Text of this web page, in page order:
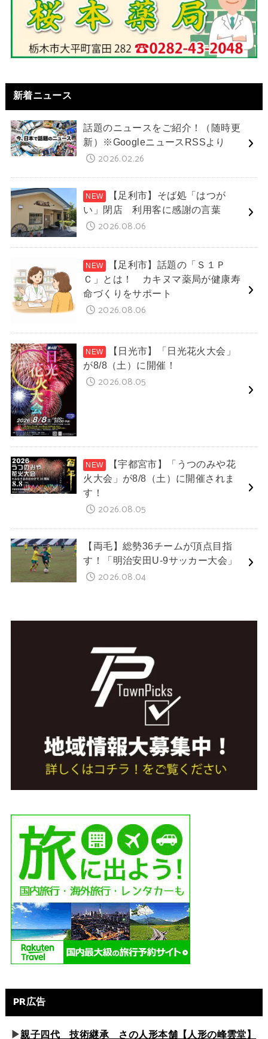
新着ニュース
話題のニュースをご紹介！（随時更
新）※GoogleニュースRSSより
2026.02.26
【足利市】そば処「はつが
い」閉店 利用客に感謝の言葉
2026.08.06
【足利市】話題の「Ｓ１Ｐ
Ｃ」とは！ カキヌマ薬局が健康寿
命づくりをサポート
2026.08.06
【日光市】「日光花火大会」
が8/8（土）に開催！
2026.08.05
【宇都宮市】「うつのみや花
火大会」が8/8（土）に開催されま
す！
2026.08.05
【両毛】総勢36チームが頂点目指
す！「明治安田U-9サッカー大会」
2026.08.04
PR広告
▶親子四代 技術継承 さの人形本舗【人形の峰雲堂】